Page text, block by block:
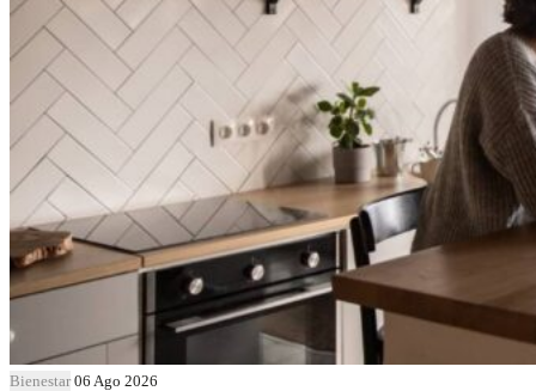
Bienestar 06 Ago 2026